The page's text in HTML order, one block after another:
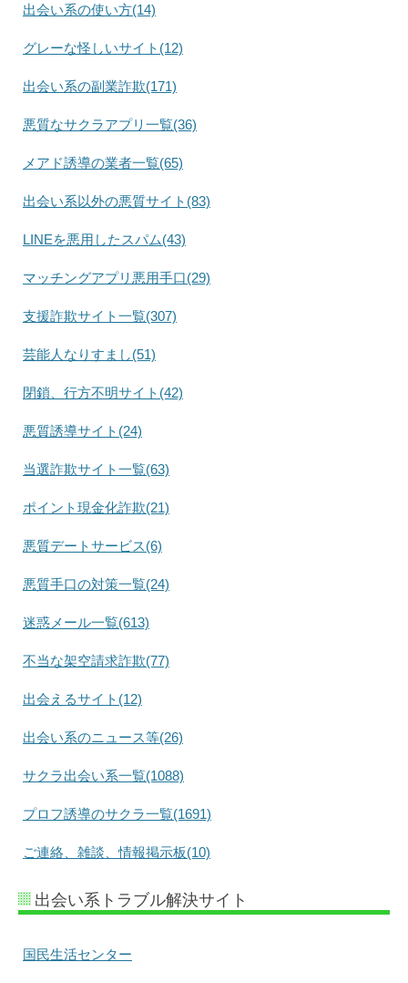
出会い系の使い方(14)
グレーな怪しいサイト(12)
出会い系の副業詐欺(171)
悪質なサクラアプリ一覧(36)
メアド誘導の業者一覧(65)
出会い系以外の悪質サイト(83)
LINEを悪用したスパム(43)
マッチングアプリ悪用手口(29)
支援詐欺サイト一覧(307)
芸能人なりすまし(51)
閉鎖、行方不明サイト(42)
悪質誘導サイト(24)
当選詐欺サイト一覧(63)
ポイント現金化詐欺(21)
悪質デートサービス(6)
悪質手口の対策一覧(24)
迷惑メール一覧(613)
不当な架空請求詐欺(77)
出会えるサイト(12)
出会い系のニュース等(26)
サクラ出会い系一覧(1088)
プロフ誘導のサクラ一覧(1691)
ご連絡、雑談、情報掲示板(10)
出会い系トラブル解決サイト
国民生活センター